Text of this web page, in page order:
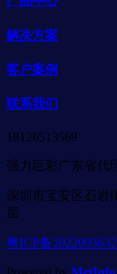
解决方案
客户案例
联系我们
18126513569
强力巨彩广东省代
深圳市宝安区石岩
层
粤ICP备